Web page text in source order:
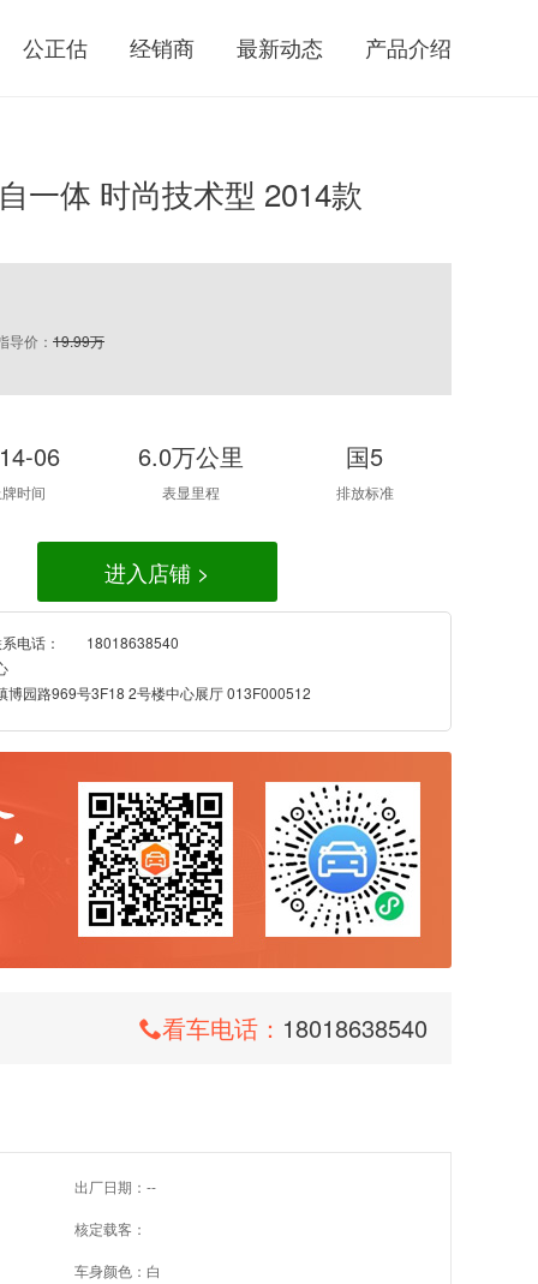
产品介绍
最新动态
经销商
公正估
一体 时尚技术型 2014款
导价： 19.99万
06
时间
6.0万公里
表显里程
国5
排放标准
进入店铺 >
电话：
18018638540
博园路969号3F18 2号楼中心展厅 013F000512
看车电话： 18018638540
出厂日期：--
核定载客：
车身颜色：白